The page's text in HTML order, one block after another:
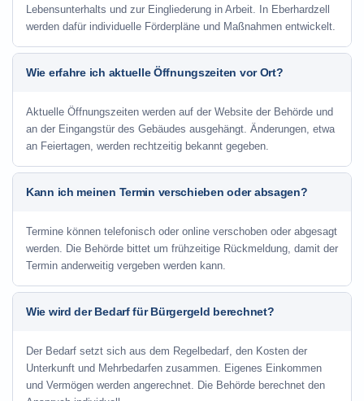
Lebensunterhalts und zur Eingliederung in Arbeit. In Eberhardzell
werden dafür individuelle Förderpläne und Maßnahmen entwickelt.
Wie erfahre ich aktuelle Öffnungszeiten vor Ort?
Aktuelle Öffnungszeiten werden auf der Website der Behörde und
an der Eingangstür des Gebäudes ausgehängt. Änderungen, etwa
an Feiertagen, werden rechtzeitig bekannt gegeben.
Kann ich meinen Termin verschieben oder absagen?
Termine können telefonisch oder online verschoben oder abgesagt
werden. Die Behörde bittet um frühzeitige Rückmeldung, damit der
Termin anderweitig vergeben werden kann.
Wie wird der Bedarf für Bürgergeld berechnet?
Der Bedarf setzt sich aus dem Regelbedarf, den Kosten der
Unterkunft und Mehrbedarfen zusammen. Eigenes Einkommen
und Vermögen werden angerechnet. Die Behörde berechnet den